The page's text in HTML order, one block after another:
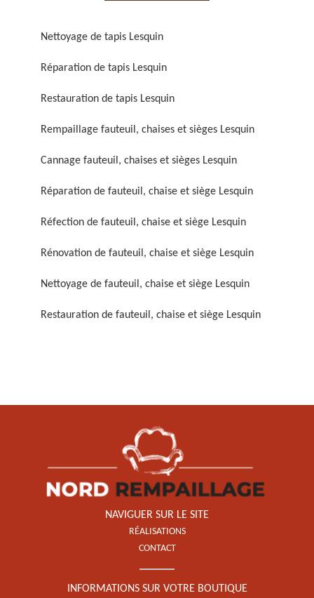
chaise et siège 59
Rénovation de fauteuil,
Nettoyage de fauteuil,
Nettoyage de tapis Lesquin
Réparation de tapis Lesquin
Restauration de tapis Lesquin
Rempaillage fauteuil, chaises et sièges Lesquin
Cannage fauteuil, chaises et sièges Lesquin
Réparation de fauteuil, chaise et siège Lesquin
Réfection de fauteuil, chaise et siège Lesquin
Rénovation de fauteuil, chaise et siège Lesquin
Nettoyage de fauteuil, chaise et siège Lesquin
Restauration de fauteuil, chaise et siège Lesquin
NAVIGUER SUR LE SITE
RÉALISATIONS
CONTACT
INFORMATIONS SUR VOTRE BOUTIQUE